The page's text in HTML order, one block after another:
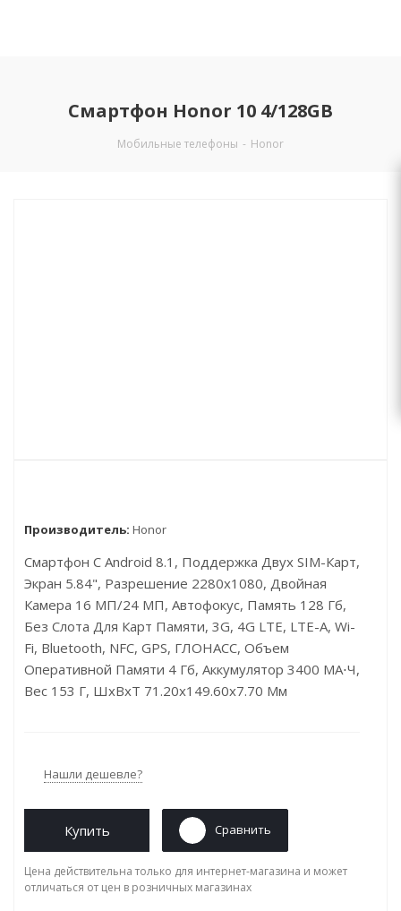
Смартфон Honor 10 4/128GB
Мобильные телефоны - Honor
Производитель: Honor
Смартфон С Android 8.1, Поддержка Двух SIM-Карт,
Экран 5.84", Разрешение 2280x1080, Двойная
Камера 16 МП/24 МП, Автофокус, Память 128 Гб,
Без Слота Для Карт Памяти, 3G, 4G LTE, LTE-A, Wi-
Fi, Bluetooth, NFC, GPS, ГЛОНАСС, Объем
Оперативной Памяти 4 Гб, Аккумулятор 3400 МА⋅ч,
Вес 153 Г, ШxВxТ 71.20x149.60x7.70 Мм
Нашли дешевле?
Купить Сравнить
Цена действительна только для интернет-магазина и может
отличаться от цен в розничных магазинах